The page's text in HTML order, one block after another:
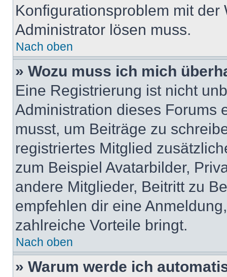
Konfigurationsproblem mit
Administrator lösen muss.
Nach oben
» Wozu muss ich mich
Eine Registrierung ist nicht
Administration dieses Forums
musst, um Beiträge zu
registriertes Mitglied
zum Beispiel Avatarbilder,
andere Mitglieder, Beitritt zu
empfehlen dir eine
zahlreiche Vorteile bringt.
Nach oben
» Warum werde ich